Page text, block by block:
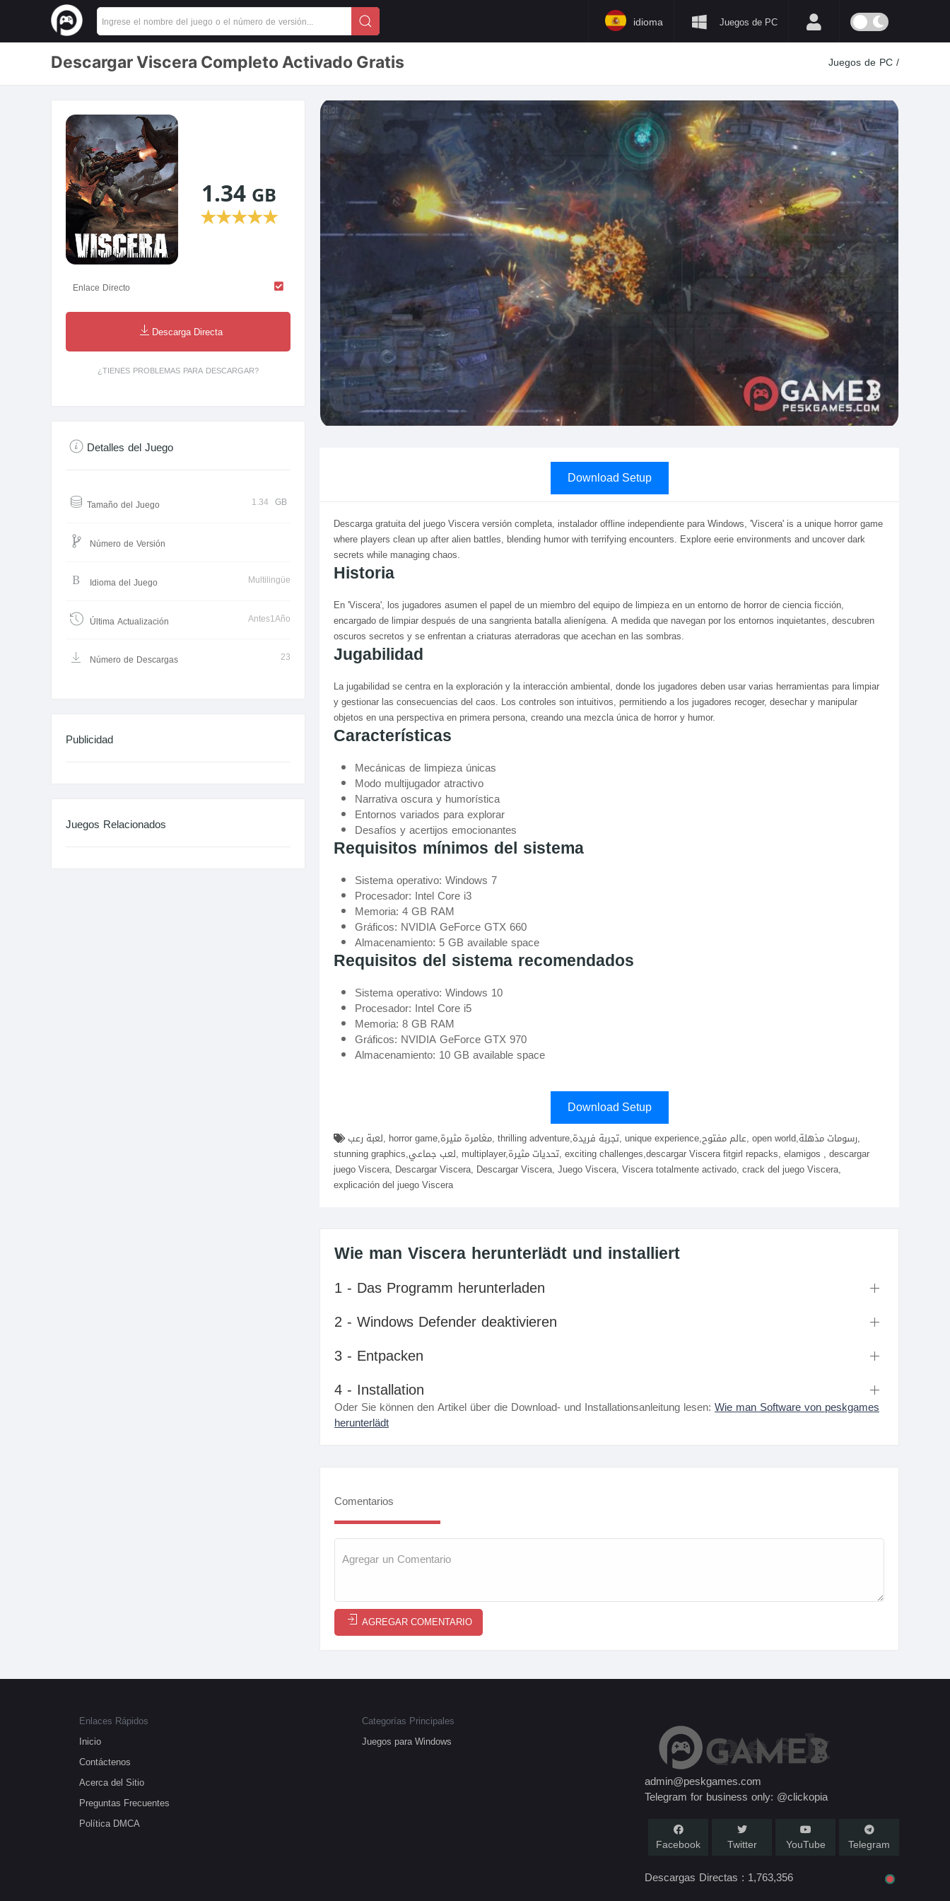
Juegos de PC
idioma
Descargar Viscera Completo Activado Gratis Juegos de PC/
Download Setup
Descarga gratuita del juego Viscera versión completa, instalador offline independiente para Windows, 'Viscera' is a unique horror game
where players clean up after alien battles, blending humor with terrifying encounters. Explore eerie environments and uncover dark
secrets while managing chaos.
Historia
En 'Viscera', los jugadores asumen el papel de un miembro del equipo de limpieza en un entorno de horror de ciencia ficción,
encargado de limpiar después de una sangrienta batalla alienígena. A medida que navegan por los entornos inquietantes, descubren
oscuros secretos y se enfrentan a criaturas aterradoras que acechan en las sombras.
Jugabilidad
La jugabilidad se centra en la exploración y la interacción ambiental, donde los jugadores deben usar varias herramientas para limpiar
y gestionar las consecuencias del caos. Los controles son intuitivos, permitiendo a los jugadores recoger, desechar y manipular
objetos en una perspectiva en primera persona, creando una mezcla única de horror y humor.
Características
Mecánicas de limpieza únicas
Modo multijugador atractivo
Narrativa oscura y humorística
Entornos variados para explorar
Desafíos y acertijos emocionantes
Requisitos mínimos del sistema
Sistema operativo: Windows 7
Procesador: Intel Core i3
Memoria: 4 GB RAM
Gráficos: NVIDIA GeForce GTX 660
Almacenamiento: 5 GB available space
Requisitos del sistema recomendados
Sistema operativo: Windows 10
Procesador: Intel Core i5
Memoria: 8 GB RAM
Gráficos: NVIDIA GeForce GTX 970
Almacenamiento: 10 GB available space
Download Setup
stunning graphics,لعب جماعي, multiplayer,تحديات مثيرة, exciting challenges,descargar Viscera fitgirl repacks, elamigos , descargar
juego Viscera, Descargar Viscera, Descargar Viscera, Juego Viscera, Viscera totalmente activado, crack del juego Viscera,
explicación del juego Viscera
Wie man Viscera herunterlädt und installiert
1 - Das Programm herunterladen
2 - Windows Defender deaktivieren
3 - Entpacken
4 - Installation
Oder Sie können den Artikel über die Download- und Installationsanleitung lesen: Wie man Software von peskgames
herunterlädt
Comentarios
AGREGAR COMENTARIO
1.34 GB
★★★★★
Enlace Directo
Descarga Directa
¿TIENES PROBLEMAS PARA DESCARGAR?
Detalles del Juego
Tamaño del Juego 1.34 GB
Número de Versión
Idioma del Juego Multilingüe
Última Actualización Antes1Año
Número de Descargas 23
Publicidad
Juegos Relacionados
Enlaces Rápidos
Inicio
Contáctenos
Acerca del Sitio
Preguntas Frecuentes
Política DMCA
Categorías Principales
Juegos para Windows
admin@peskgames.com
Telegram for business only: @clickopia
Facebook Twitter YouTube Telegram
Descargas Directas : 1,763,356